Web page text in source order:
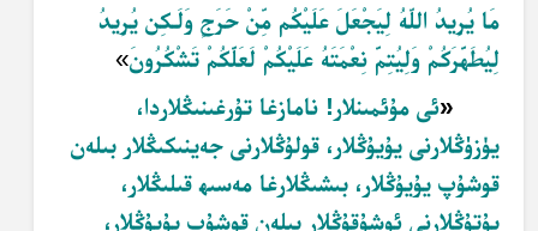
مَا يُرِيدُ اللّهُ لِيَجْعَلَ عَلَيْكُم مِّنْ حَرَجٍ وَلَـكِن يُرِيدُ
لِيُطَهَّرَكُمْ وَلِيُتِمَّ نِعْمَتَهُ عَلَيْكُمْ لَعَلَّكُمْ تَشْكُرُونَ»
«ئى مۇئمىنلار! نامازغا تۇرغىنىڭلاردا،
يۈزۈڭلارنى يۇيۇڭلار، قولۇڭلارنى جەينىكىڭلار بىلەن
قوشۇپ يۇيۇڭلار، بىشىڭلارغا مەسىھ قىلىڭلار،
پۇتۇڭلارنى ئوشۇقۇڭلار بىلەن قوشۇپ يۇيۇڭلار،